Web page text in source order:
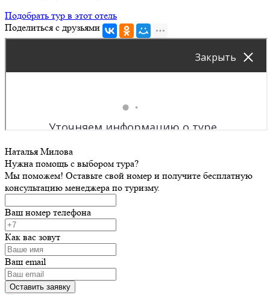
Подобрать тур в этот отель
Поделиться с друзьями
Наталья Милова
Нужна помощь с выбором тура?
Мы поможем! Оставьте свой номер и получите бесплатную
консультацию менеджера по туризму.
Ваш номер телефона
Как вас зовут
Ваш email